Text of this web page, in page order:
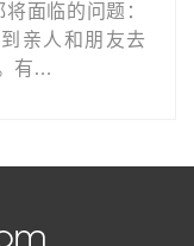
面临的问题：
亲人和朋友去
有…